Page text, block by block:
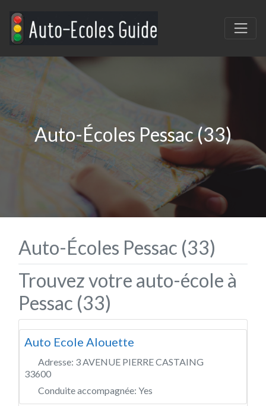
Auto-Écoles Pessac (33)
Auto-Écoles Pessac (33)
Trouvez votre auto-école à
Pessac (33)
Auto Ecole Alouette
Adresse: 3 AVENUE PIERRE CASTAING
33600
Conduite accompagnée: Yes